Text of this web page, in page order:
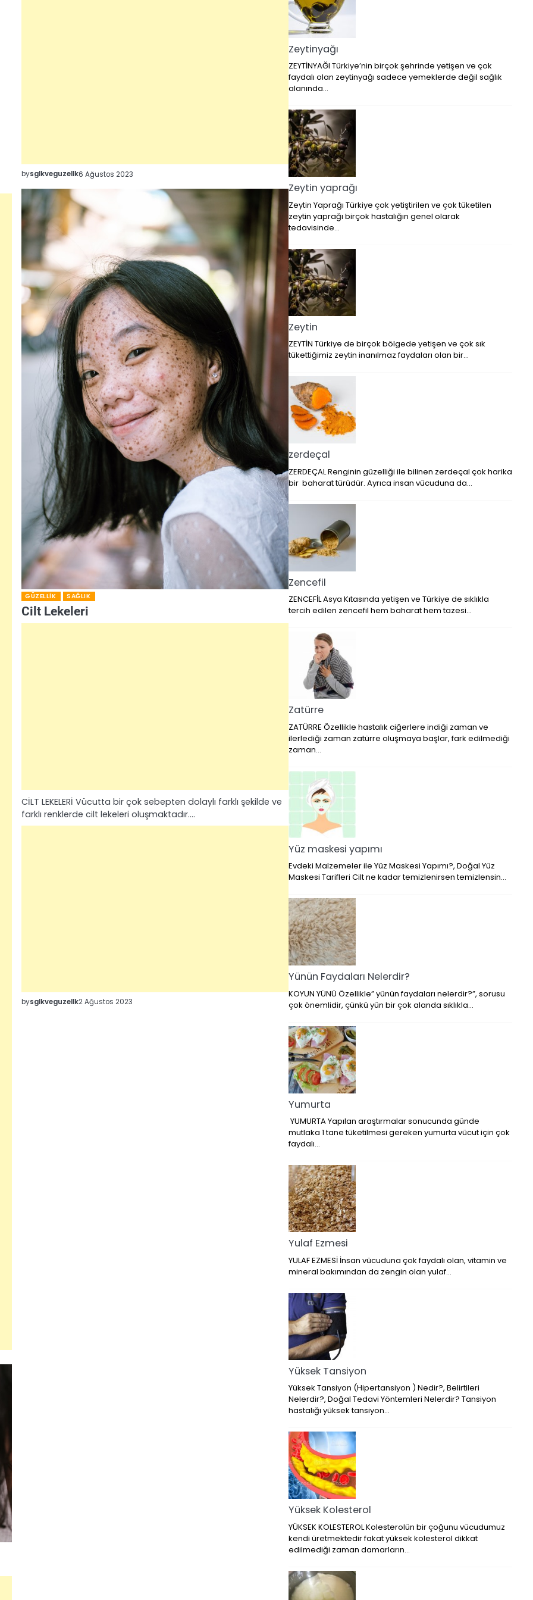
bysglkveguzellk6 Ağustos 2023
GÜZELLIK SAĞLIK
Cilt Lekeleri
CİLT LEKELERİ Vücutta bir çok sebepten dolaylı farklı şekilde ve
farklı renklerde cilt lekeleri oluşmaktadır.…
bysglkveguzellk2 Ağustos 2023
Zeytinyağı
ZEYTİNYAĞI Türkiye’nin birçok şehrinde yetişen ve çok
faydalı olan zeytinyağı sadece yemeklerde değil sağlık
alanında…
Zeytin yaprağı
Zeytin Yaprağı Türkiye çok yetiştirilen ve çok tüketilen
zeytin yaprağı birçok hastalığın genel olarak
tedavisinde…
Zeytin
ZEYTİN Türkiye de birçok bölgede yetişen ve çok sık
tükettiğimiz zeytin inanılmaz faydaları olan bir…
zerdeçal
ZERDEÇAL Renginin güzelliği ile bilinen zerdeçal çok harika
bir baharat türüdür. Ayrıca insan vücuduna da…
Zencefil
ZENCEFİL Asya Kıtasında yetişen ve Türkiye de sıklıkla
tercih edilen zencefil hem baharat hem tazesi…
Zatürre
ZATÜRRE Özellikle hastalık ciğerlere indiği zaman ve
ilerlediği zaman zatürre oluşmaya başlar, fark edilmediği
zaman…
Yüz maskesi yapımı
Evdeki Malzemeler ile Yüz Maskesi Yapımı?, Doğal Yüz
Maskesi Tarifleri Cilt ne kadar temizlenirsen temizlensin…
Yünün Faydaları Nelerdir?
KOYUN YÜNÜ Özellikle” yünün faydaları nelerdir?”, sorusu
çok önemlidir, çünkü yün bir çok alanda sıklıkla…
Yumurta
YUMURTA Yapılan araştırmalar sonucunda günde
mutlaka 1 tane tüketilmesi gereken yumurta vücut için çok
faydalı…
Yulaf Ezmesi
YULAF EZMESİ İnsan vücuduna çok faydalı olan, vitamin ve
mineral bakımından da zengin olan yulaf…
Yüksek Tansiyon
Yüksek Tansiyon (Hipertansiyon ) Nedir?, Belirtileri
Nelerdir?, Doğal Tedavi Yöntemleri Nelerdir? Tansiyon
hastalığı yüksek tansiyon…
Yüksek Kolesterol
YÜKSEK KOLESTEROL Kolesterolün bir çoğunu vücudumuz
kendi üretmektedir fakat yüksek kolesterol dikkat
edilmediği zaman damarların…